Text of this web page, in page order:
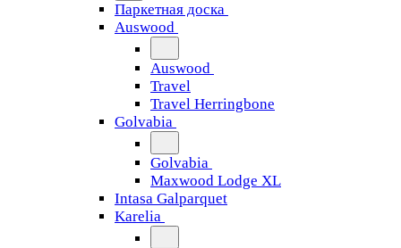
Паркетная доска
Auswood
Auswood
Travel
Travel Herringbone
Golvabia
Golvabia
Maxwood Lodge XL
Intasa Galparquet
Karelia